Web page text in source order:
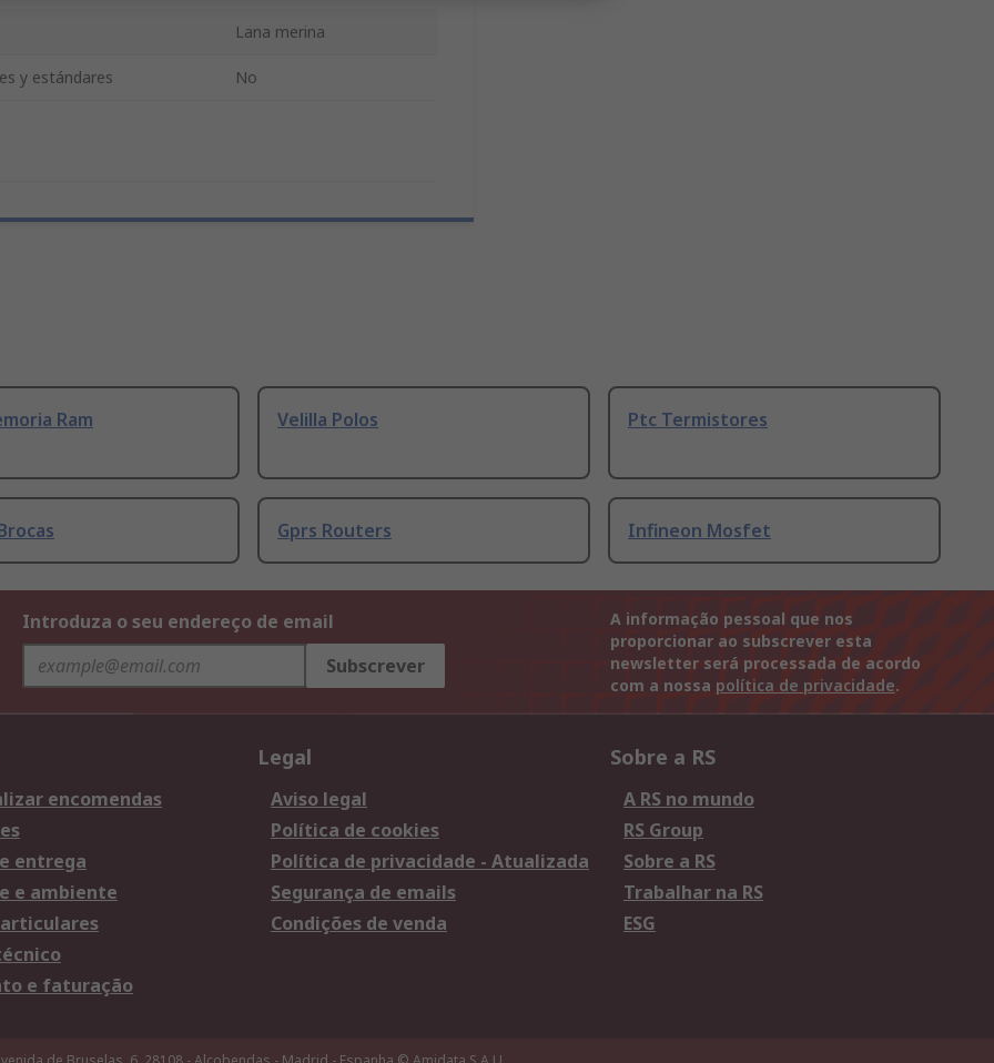
Lana merina
y estándares No
Ram Velilla Polos Ptc Termistores
Gprs Routers Infineon Mosfet
Introduza o seu endereço de email
Subscrever
A informação pessoal que nos
proporcionar ao subscrever esta
newsletter será processada de acordo
com a nossa política de privacidade.
encomendas
entrega
e ambiente
e faturação
Legal
Aviso legal
Política de cookies
Política de privacidade - Atualizada
Segurança de emails
Condições de venda
Sobre a RS
A RS no mundo
RS Group
Sobre a RS
Trabalhar na RS
ESG